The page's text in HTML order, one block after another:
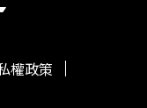
以隨意殺人不用賠
錢的人殺人可以不
可以有錢拿！更何
忙發起的愛心大平
還。商家對警方高
明財物的善舉，表
權政策